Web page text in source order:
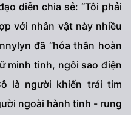
diễn chia sẻ: “Tôi phải
với nhân vật này nhiều
đã “hóa thân hoàn
minh tinh, ngôi sao điện
là người khiến trái tim
ngoài hành tinh - rung